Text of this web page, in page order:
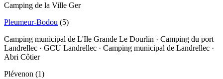
Camping de la Ville Ger
Pleumeur-Bodou (5)
Camping municipal de L'Ile Grande Le Dourlin · Camping du port
Landrellec · GCU Landrellec · Camping municipal de Landrellec ·
Abri Côtier
Plévenon (1)